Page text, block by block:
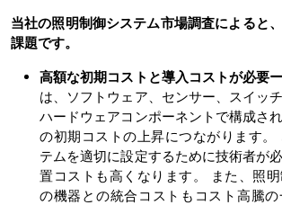
当社の照明制御システム市場調査によると
課題です。
高額な初期コストと導入コストが必要ー
は、ソフトウェア、センサー、スイッ
ハードウェアコンポーネントで構成さ
の初期コストの上昇につながります。
テムを適切に設定するために技術者が
置コストも高くなります。 また、照
の機器との統合コストもコスト高騰